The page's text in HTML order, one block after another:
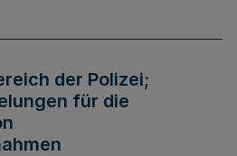
der Polizei;
für die